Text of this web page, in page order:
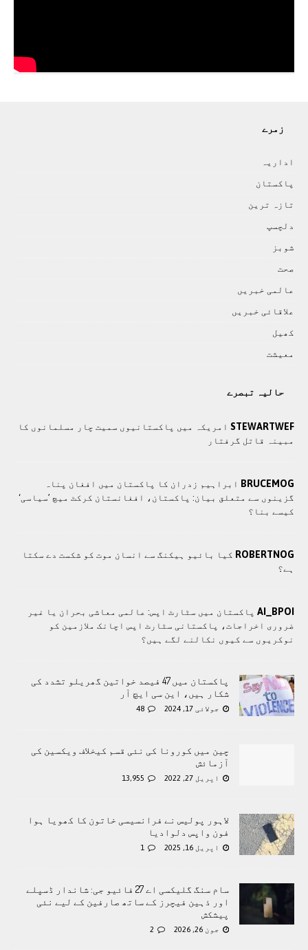
زمرے
اداريہ
پاکستان
تازہ ترين
دلچسپ
شوبز
صحت
عالمی خبريں
علاقائی خبريں
کھيل
معيشت
حالیہ تبصرے
STEWARTWEF امریکہ میں پاکستانیوں سمیت چار مسلمانوں کا
مبینہ قاتل گرفتار
BRUCEMOG ابراہیم زدران کا پاکستان میں افغان پناہ
گزینوں سے متعلق بیان: پاکستان، افغانستان کرکٹ میچ ’سیاسی‘
کیسے بنا؟
ROBERTNOG کیا بائیو ہیکنگ سے انسان موت کو شکست دے سکتا
ہے؟
AI_BPOI پاکستان میں سٹارٹ اپس: عالمی معاشی بحران یا غیر
ضروری اخراجات، پاکستانی سٹارٹ اپس اچانک ملازمین کو
نوکریوں سے کیوں نکالنے لگے ہیں؟
پاکستان میں 47 فیصد خواتین گھریلو تشدد کی
شکار ہیں، این سی ایچ آر
جولائی 17, 2024 48
چین میں کورونا کی نئی قسم کیخلاف ویکسین کی
آزمائش
اپریل 27, 2022 13,955
لاہور پولیس نے فرانسیسی خاتون کا کھویا ہوا
فون واپس دلوادیا
اپریل 16, 2025 1
سام سنگ گلیکسی اے 27 فائیو جی: شاندار ڈسپلے
اور ذہین فیچرز کے ساتھ صارفین کے لیے نئی
پیشکش
جون 26, 2026 2